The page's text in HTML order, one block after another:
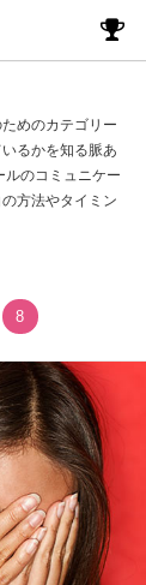
めのカテゴリー
るかを知る脈あ
ルのコミュニケー
方法やタイミン
8